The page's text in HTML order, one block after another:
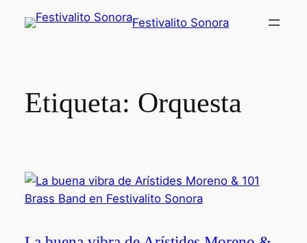
Festivalito Sonora
Etiqueta: Orquesta